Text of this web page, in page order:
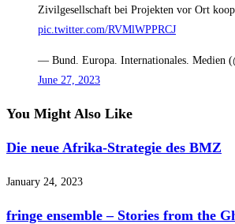
Zivilgesellschaft bei Projekten vor Ort
pic.twitter.com/RVMlWPPRCJ
— Bund. Europa. Internationales. Medien
June 27, 2023
You Might Also Like
Die neue Afrika-Strategie des BMZ
January 24, 2023
fringe ensemble – Stories from the